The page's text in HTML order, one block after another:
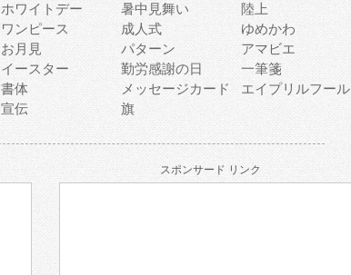
ホワイトデー 暑中見舞い
陸上
ワンピース 成人式
ゆめかわ
お月見 パターン
アマビエ
イースター 勤労感謝の日
一筆箋
書体 メッセージカード
エイプリルフール
宣伝 旗
スポンサード リンク